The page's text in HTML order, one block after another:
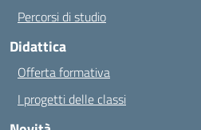
Percorsi di studio
Didattica
Offerta formativa
I progetti delle classi